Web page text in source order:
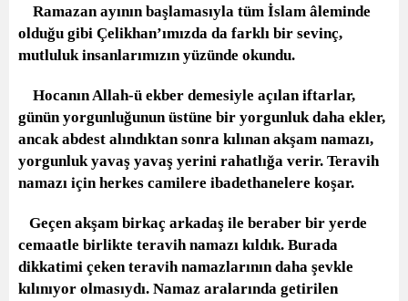
Ramazan ayının başlamasıyla tüm İslam âleminde
olduğu gibi Çelikhan’ımızda da farklı bir sevinç,
mutluluk insanlarımızın yüzünde okundu.
Hocanın Allah-ü ekber demesiyle açılan iftarlar,
günün yorgunluğunun üstüne bir yorgunluk daha ekler,
ancak abdest alındıktan sonra kılınan akşam namazı,
yorgunluk yavaş yavaş yerini rahatlığa verir. Teravih
namazı için herkes camilere ibadethanelere koşar.
Geçen akşam birkaç arkadaş ile beraber bir yerde
cemaatle birlikte teravih namazı kıldık. Burada
dikkatimi çeken teravih namazlarının daha şevkle
kılınıyor olmasıydı. Namaz aralarında getirilen